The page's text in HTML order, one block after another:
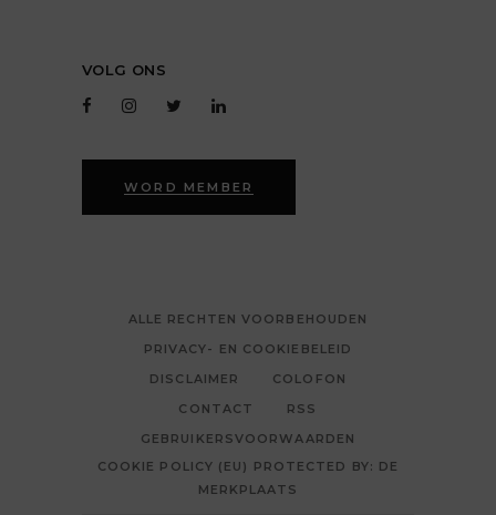
VOLG ONS
WORD MEMBER
ALLE RECHTEN VOORBEHOUDEN
PRIVACY- EN COOKIEBELEID
DISCLAIMER
COLOFON
CONTACT
RSS
GEBRUIKERSVOORWAARDEN
COOKIE POLICY (EU) PROTECTED BY: DE
MERKPLAATS